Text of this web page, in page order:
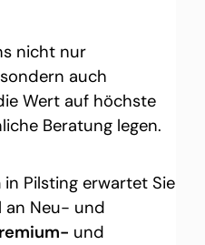
nicht nur
auch
Wert auf höchste
Beratung legen.
Pilsting erwartet Sie
an Neu- und
und